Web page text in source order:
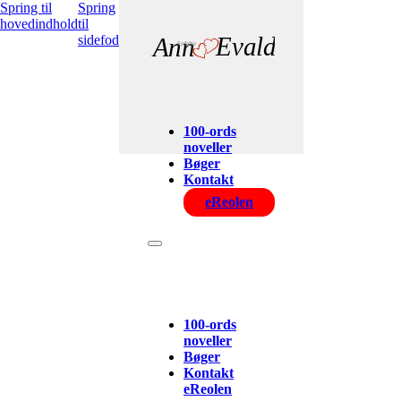
Spring til
hovedindhold
Spring
til
sidefod
Evald
Ann
100-ords
noveller
Bøger
Kontakt
eReolen
100-ords
noveller
Bøger
Kontakt
eReolen